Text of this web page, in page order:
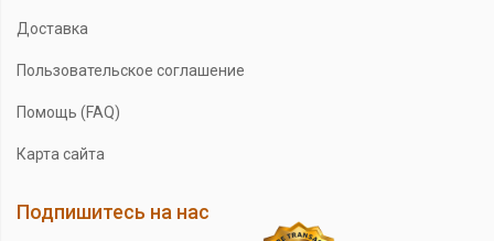
Доставка
Пользовательское соглашение
Помощь (FAQ)
Карта сайта
Подпишитесь на нас